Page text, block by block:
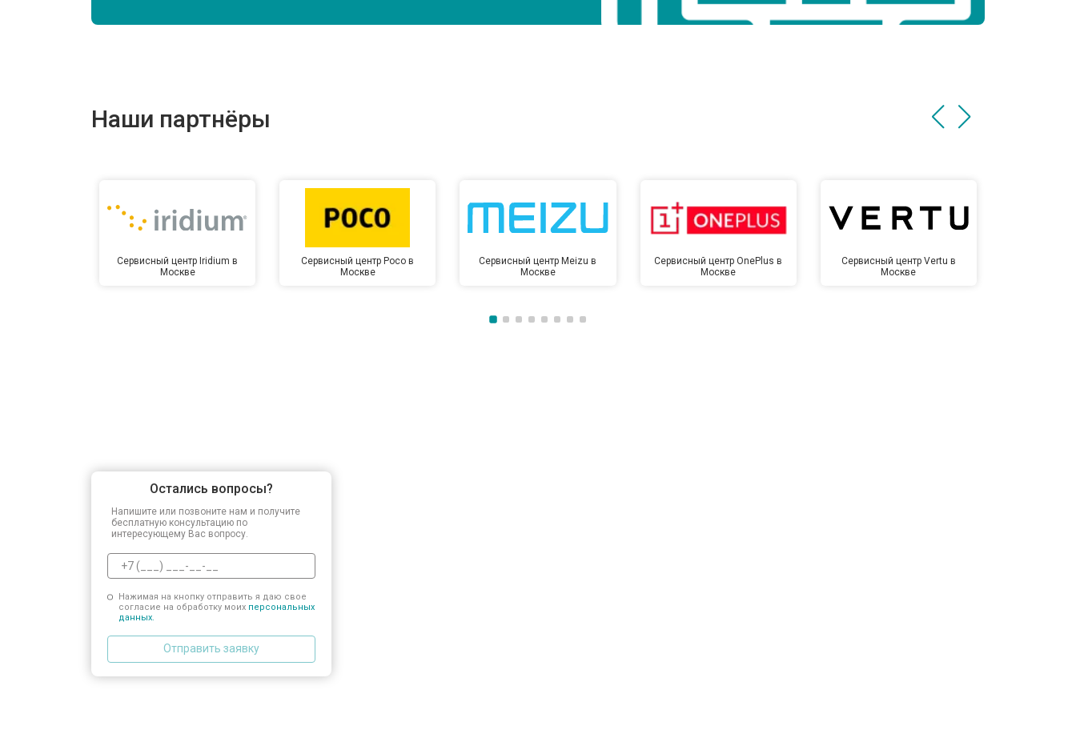
Наши партнёры
Сервисный центр Iridium в
Москве
Сервисный центр Poco в
Москве
Сервисный центр Meizu в
Москве
Сервисный центр OnePlus в
Москве
Сервисный центр Vertu в
Москве
Остались вопросы?
Напишите или позвоните нам и получите
бесплатную консультацию по
интересующему Вас вопросу.
Нажимая на кнопку отправить я даю свое
согласие на обработку моих персональных
данных.
Отправить заявку